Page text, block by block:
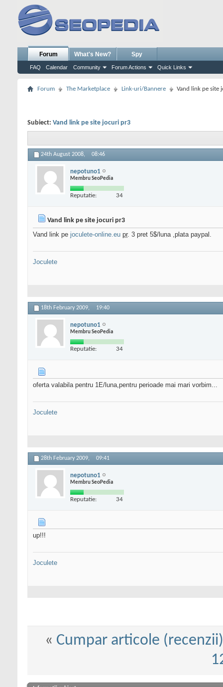
Forum
FAQ Calendar Community Forum Actions Quick Links
What's New? Spy
Forum The Marketplace Link-uri/Bannere Vand link pe site
Subiect: Vand link pe site jocuri pr3
24th August 2008, 08:46
nepotuno1
Membru SeoPedia
Reputatie: 34
Vand link pe site jocuri pr3
Vand link pe joculete-online.eu pr. 3 pret 5$/luna ,plata paypal.
Joculete
18th February 2009, 19:40
nepotuno1
Membru SeoPedia
Reputatie: 34
oferta valabila pentru 1E/luna,pentru perioade mai mari vorbim...
Joculete
28th February 2009, 09:41
nepotuno1
Membru SeoPedia
Reputatie: 34
up!!!
Joculete
« Cumpar articole